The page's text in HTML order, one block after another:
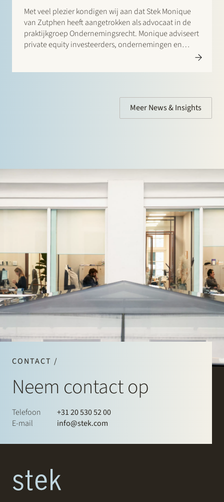
Met veel plezier kondigen wij aan dat Stek Monique
van Zutphen heeft aangetrokken als advocaat in de
praktijkgroep Ondernemingsrecht. Monique adviseert
private equity investeerders, ondernemingen en
Meer News & Insights
CONTACT /
Neem contact op
Telefoon
+31 20 530 52 00
E-mail
info@stek.com